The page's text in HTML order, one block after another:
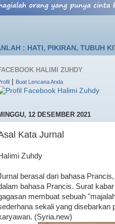
PIKIRAN, TUBUH KITA SELALU
HALIMI ZUHDY
Buat Lencana Anda
12 DESEMBER 2021
Kata Jurnal
Zuhdy
berasal dari bahasa
bahasa Prancis. Surat
membuat sebuah
sekali yang disebarkan
(Syria.new)